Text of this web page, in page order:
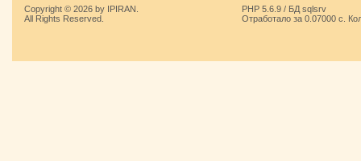
Copyright © 2026 by IPIRAN.
All Rights Reserved.
PHP 5.6.9 / БД sqlsrv
Отработало за 0.07000 с.